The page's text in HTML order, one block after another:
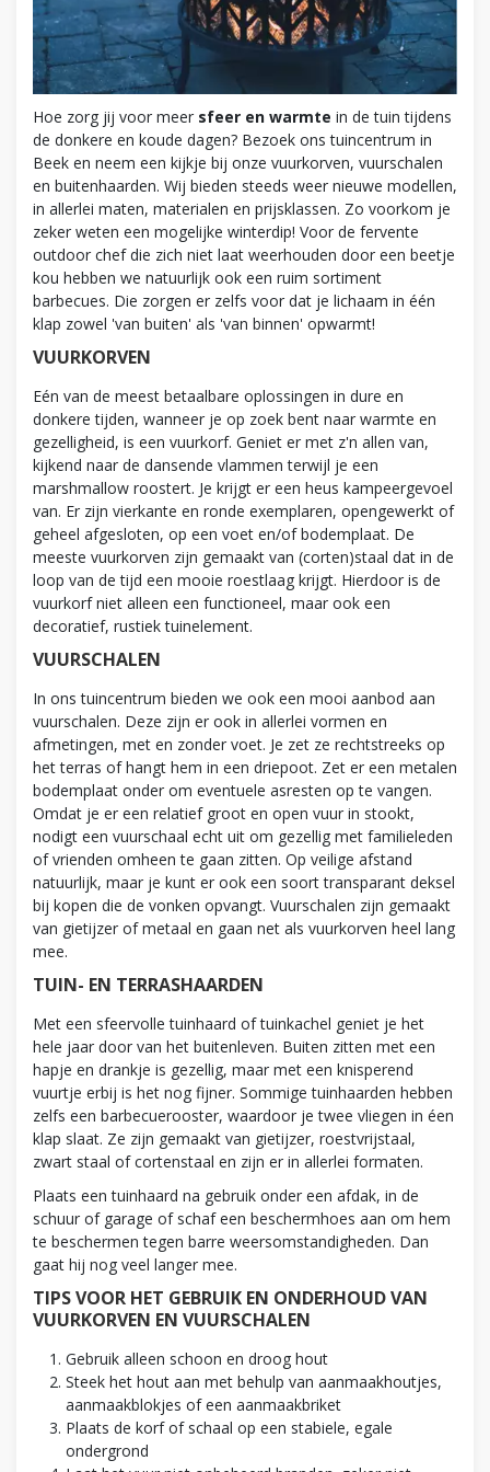
Hoe zorg jij voor meer sfeer en warmte in de tuin tijdens
de donkere en koude dagen? Bezoek ons tuincentrum in
Beek en neem een kijkje bij onze vuurkorven, vuurschalen
en buitenhaarden. Wij bieden steeds weer nieuwe modellen,
in allerlei maten, materialen en prijsklassen. Zo voorkom je
zeker weten een mogelijke winterdip! Voor de fervente
outdoor chef die zich niet laat weerhouden door een beetje
kou hebben we natuurlijk ook een ruim sortiment
barbecues. Die zorgen er zelfs voor dat je lichaam in één
klap zowel 'van buiten' als 'van binnen' opwarmt!
VUURKORVEN
Eén van de meest betaalbare oplossingen in dure en
donkere tijden, wanneer je op zoek bent naar warmte en
gezelligheid, is een vuurkorf. Geniet er met z'n allen van,
kijkend naar de dansende vlammen terwijl je een
marshmallow roostert. Je krijgt er een heus kampeergevoel
van. Er zijn vierkante en ronde exemplaren, opengewerkt of
geheel afgesloten, op een voet en/of bodemplaat. De
meeste vuurkorven zijn gemaakt van (corten)staal dat in de
loop van de tijd een mooie roestlaag krijgt. Hierdoor is de
vuurkorf niet alleen een functioneel, maar ook een
decoratief, rustiek tuinelement.
VUURSCHALEN
In ons tuincentrum bieden we ook een mooi aanbod aan
vuurschalen. Deze zijn er ook in allerlei vormen en
afmetingen, met en zonder voet. Je zet ze rechtstreeks op
het terras of hangt hem in een driepoot. Zet er een metalen
bodemplaat onder om eventuele asresten op te vangen.
Omdat je er een relatief groot en open vuur in stookt,
nodigt een vuurschaal echt uit om gezellig met familieleden
of vrienden omheen te gaan zitten. Op veilige afstand
natuurlijk, maar je kunt er ook een soort transparant deksel
bij kopen die de vonken opvangt. Vuurschalen zijn gemaakt
van gietijzer of metaal en gaan net als vuurkorven heel lang
mee.
TUIN- EN TERRASHAARDEN
Met een sfeervolle tuinhaard of tuinkachel geniet je het
hele jaar door van het buitenleven. Buiten zitten met een
hapje en drankje is gezellig, maar met een knisperend
vuurtje erbij is het nog fijner. Sommige tuinhaarden hebben
zelfs een barbecuerooster, waardoor je twee vliegen in éen
klap slaat. Ze zijn gemaakt van gietijzer, roestvrijstaal,
zwart staal of cortenstaal en zijn er in allerlei formaten.
Plaats een tuinhaard na gebruik onder een afdak, in de
schuur of garage of schaf een beschermhoes aan om hem
te beschermen tegen barre weersomstandigheden. Dan
gaat hij nog veel langer mee.
TIPS VOOR HET GEBRUIK EN ONDERHOUD VAN
VUURKORVEN EN VUURSCHALEN
Gebruik alleen schoon en droog hout
Steek het hout aan met behulp van aanmaakhoutjes,
aanmaakblokjes of een aanmaakbriket
Plaats de korf of schaal op een stabiele, egale
ondergrond